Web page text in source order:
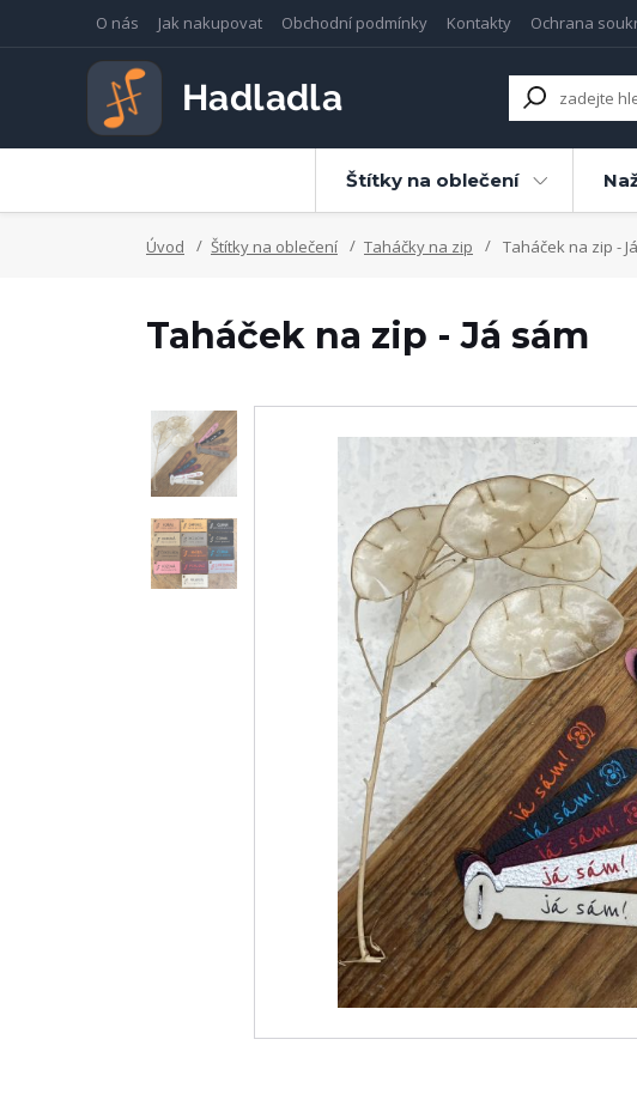
O nás Jak nakupovat Obchodní podmínky Kontakty Ochrana
Štítky na oblečení
Úvod Štítky na oblečení Taháčky na zip Taháček na zip -
Taháček na zip - Já sám